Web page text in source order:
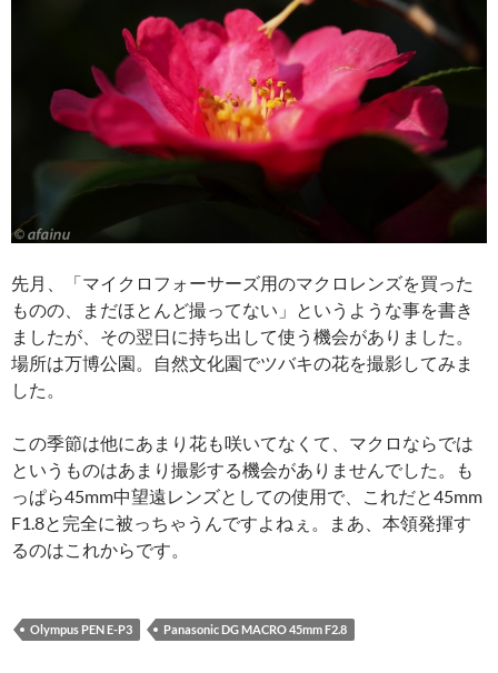
先月、「マイクロフォーサーズ用のマクロレンズを買った
ものの、まだほとんど撮ってない」というような事を書き
ましたが、その翌日に持ち出して使う機会がありました。
場所は万博公園。自然文化園でツバキの花を撮影してみま
した。
この季節は他にあまり花も咲いてなくて、マクロならでは
というものはあまり撮影する機会がありませんでした。も
っぱら45mm中望遠レンズとしての使用で、これだと45mm
F1.8と完全に被っちゃうんですよねぇ。まあ、本領発揮す
るのはこれからです。
Olympus PEN E-P3 Panasonic DG MACRO 45mm F2.8